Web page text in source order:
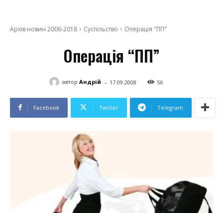
Архів новин 2006-2018 Суспільство Операція "ПП"
Операція “ПП”
автор Андрій - 17.09.2008 56
Facebook Twitter Telegram